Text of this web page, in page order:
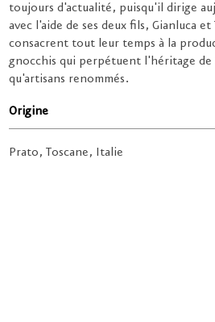
toujours d'actualité, puisqu'il dirige
avec l'aide de ses deux fils, Gianluca
consacrent tout leur temps à la
gnocchis qui perpétuent l'héritage de
qu'artisans renommés.
Origine
Prato, Toscane, Italie